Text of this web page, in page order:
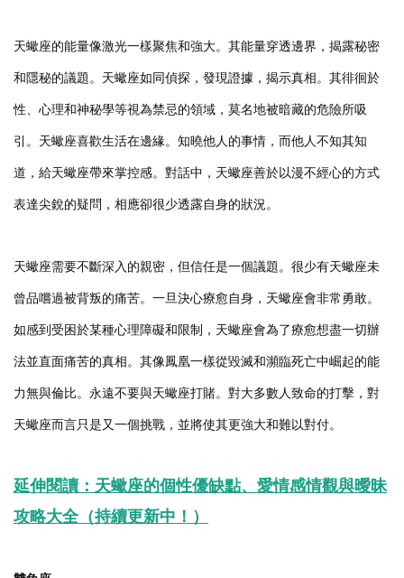
天蠍座的能量像激光一樣聚焦和強大。其能量穿透邊界，揭露秘密
和隱秘的議題。天蠍座如同偵探，發現證據，揭示真相。其徘徊於
性、心理和神秘學等視為禁忌的領域，莫名地被暗藏的危險所吸
引。天蠍座喜歡生活在邊緣。知曉他人的事情，而他人不知其知
道，給天蠍座帶來掌控感。對話中，天蠍座善於以漫不經心的方式
表達尖銳的疑問，相應卻很少透露自身的狀況。
天蠍座需要不斷深入的親密，但信任是一個議題。很少有天蠍座未
曾品嚐過被背叛的痛苦。一旦決心療愈自身，天蠍座會非常勇敢。
如感到受困於某種心理障礙和限制，天蠍座會為了療愈想盡一切辦
法並直面痛苦的真相。其像鳳凰一樣從毀滅和瀕臨死亡中崛起的能
力無與倫比。永遠不要與天蠍座打賭。對大多數人致命的打擊，對
天蠍座而言只是又一個挑戰，並將使其更強大和難以對付。
延伸閱讀：天蠍座的個性優缺點、愛情感情觀與曖昧
攻略大全（持續更新中！）